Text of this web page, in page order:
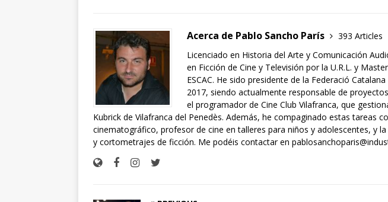
Acerca de Pablo Sancho París
393 Articles
Licenciado en Historia del Arte y Comunicación
en Ficción de Cine y Televisión por la U.R.L. y
ESCAC. He sido presidente de la Federació
2017, siendo actualmente responsable de
el programador de Cine Club Vilafranca, que
Kubrick de Vilafranca del Penedès. Además, he compaginado estas tareas
cinematográfico, profesor de cine en talleres para niños y adolescentes, y
y cortometrajes de ficción. Me podéis contactar en